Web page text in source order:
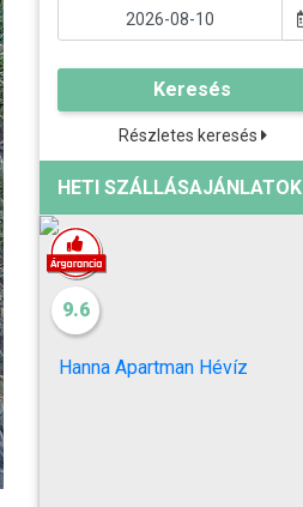
Keresés
Részletes keresés
HETI SZÁLLÁSAJÁNLATOK
9.6